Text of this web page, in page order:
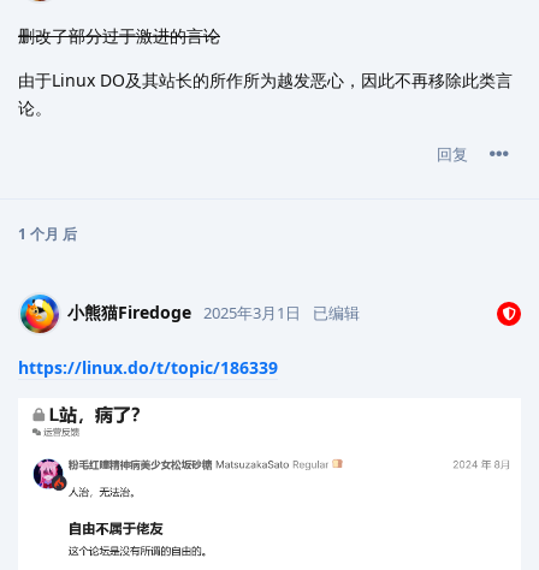
删改了部分过于激进的言论
由于Linux DO及其站长的所作所为越发恶心，因此不再移除此类言
论。
回复
1 个月 后
小熊猫Firedoge 2025年3月1日 已编辑
https://linux.do/t/topic/186339